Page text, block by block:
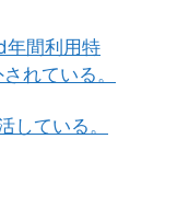
間利用特
れている。
ている。